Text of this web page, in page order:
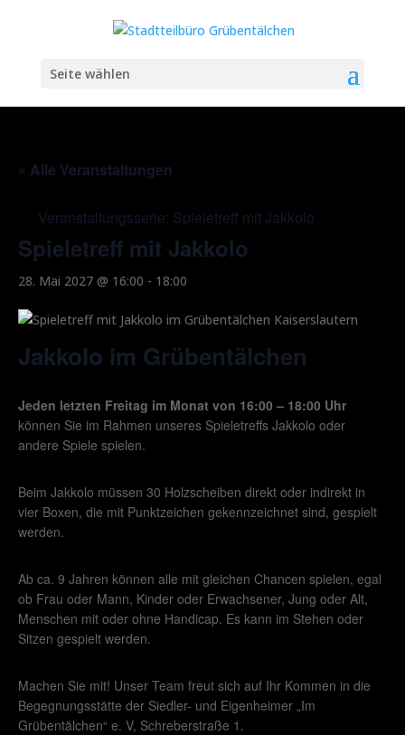
Seite wählen
« Alle Veranstaltungen
Veranstaltungsserie: Spieletreff mit Jakkolo
Spieletreff mit Jakkolo
28. Mai 2027 @ 16:00 - 18:00
Jakkolo im Grübentälchen
Jeden letzten Freitag im Monat von 16:00 – 18:00 Uhr
können Sie im Rahmen unseres Spieletreffs Jakkolo oder
andere Spiele spielen.
Beim Jakkolo müssen 30 Holzscheiben direkt oder indirekt in
vier Boxen, die mit Punktzeichen gekennzeichnet sind, gespielt
werden.
Ab ca. 9 Jahren können alle mit gleichen Chancen spielen, egal
ob Frau oder Mann, Kinder oder Erwachsener, Jung oder Alt,
Menschen mit oder ohne Handicap. Es kann im Stehen oder
Sitzen gespielt werden.
Machen Sie mit! Unser Team freut sich auf Ihr Kommen in die
Begegnungsstätte der Siedler- und Eigenheimer „Im
Grübentälchen“ e. V, Schreberstraße 1.